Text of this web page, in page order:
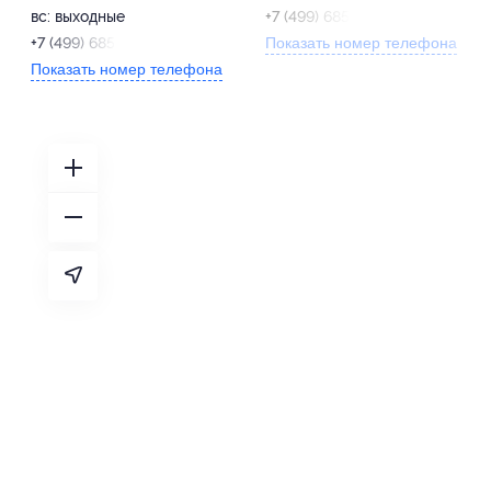
вс: выходные
+7 (499) 685-41-43
Показать номер телефона
+7 (499) 685-41-43
Показать номер телефона